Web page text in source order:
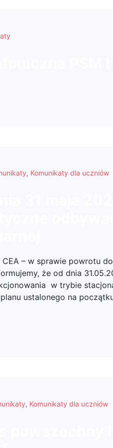
, Komunikaty dla uczniów
– w sprawie powrotu
że od dnia
w trybie
ustalonego na
, Komunikaty dla uczniów